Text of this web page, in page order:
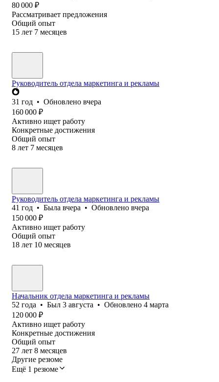
80 000 ₽
Рассматривает предложения
Общий опыт
15 лет 7 месяцев
Руководитель отдела маркетинга и рекламы
31 год • Обновлено вчера
160 000 ₽
Активно ищет работу
Конкретные достижения
Общий опыт
8 лет 7 месяцев
Руководитель отдела маркетинга и рекламы
41 год • Была вчера • Обновлено вчера
150 000 ₽
Активно ищет работу
Общий опыт
18 лет 10 месяцев
Начальник отдела маркетинга и рекламы
52 года • Был 3 августа • Обновлено 4 марта
120 000 ₽
Активно ищет работу
Конкретные достижения
Общий опыт
27 лет 8 месяцев
Другие резюме
Ещё 1 резюме